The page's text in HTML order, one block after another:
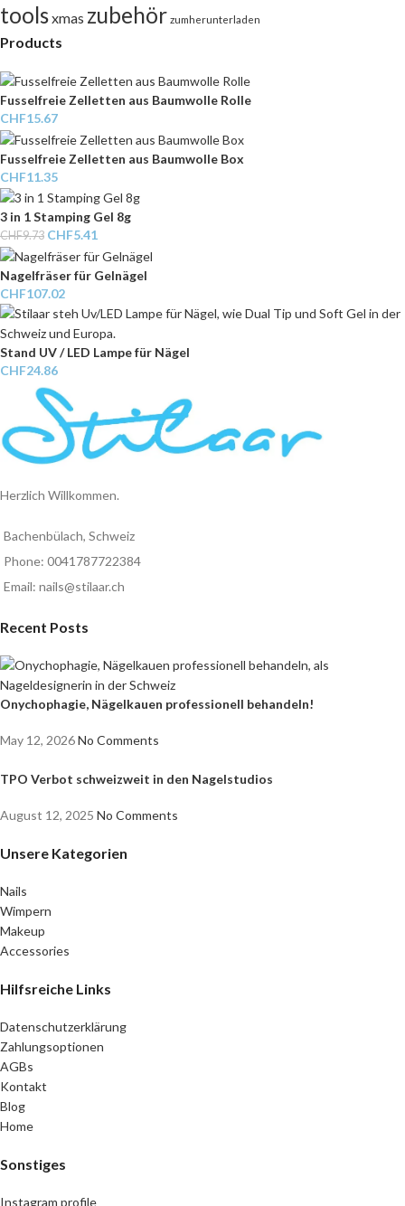
toolsxmas zubehör zumherunterladen
Products
Fusselfreie Zelletten aus Baumwolle Rolle
CHF15.67
Fusselfreie Zelletten aus Baumwolle Box
CHF11.35
3 in 1 Stamping Gel 8g
CHF9.73 CHF5.41
Nagelfräser für Gelnägel
CHF107.02
Stand UV / LED Lampe für Nägel
CHF24.86
Herzlich Willkommen.
Bachenbülach, Schweiz
Phone: 0041787722384
Email: nails@stilaar.ch
Recent Posts
Onychophagie, Nägelkauen professionell behandeln!
May 12, 2026No Comments
TPO Verbot schweizweit in den Nagelstudios
August 12, 2025 No Comments
Unsere Kategorien
Nails
Wimpern
Makeup
Accessories
Hilfsreiche Links
Datenschutzerklärung
Zahlungsoptionen
AGBs
Kontakt
Blog
Home
Sonstiges
Instagram profile